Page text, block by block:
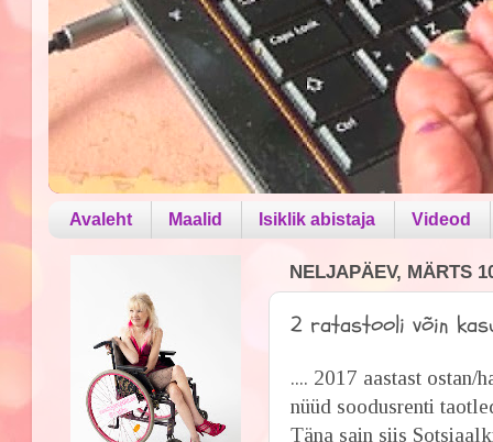
Avaleht Maalid Isiklik abistaja Videod
NELJAPÄEV, MÄRTS
2 ratastooli võin
.... 2017 aastast
nüüd soodusrenti
Täna sain siis